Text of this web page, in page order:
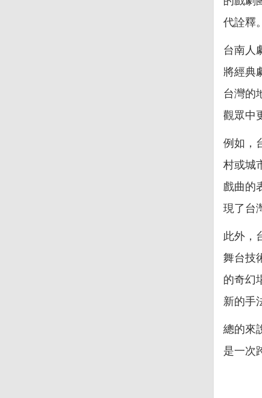
代詮釋。
台南人
將經典
台灣的
觀眾中
例如，
村或城
戲曲的
現了台
此外，
舞台技
的奇幻
新的手
總的來
是一次